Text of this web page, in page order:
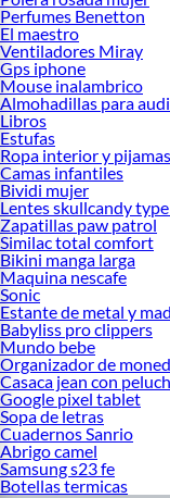
Perfumes Benetton
El maestro
Ventiladores Miray
Gps iphone
Mouse inalambrico
Almohadillas para
Libros
Estufas
Ropa interior y
Camas infantiles
Bividi mujer
Lentes skullcandy
Zapatillas paw patrol
Similac total comfort
Bikini manga larga
Maquina nescafe
Sonic
Estante de metal y
Babyliss pro clippers
Mundo bebe
Organizador de
Casaca jean con
Google pixel tablet
Sopa de letras
Cuadernos Sanrio
Abrigo camel
Samsung s23 fe
Botellas termicas